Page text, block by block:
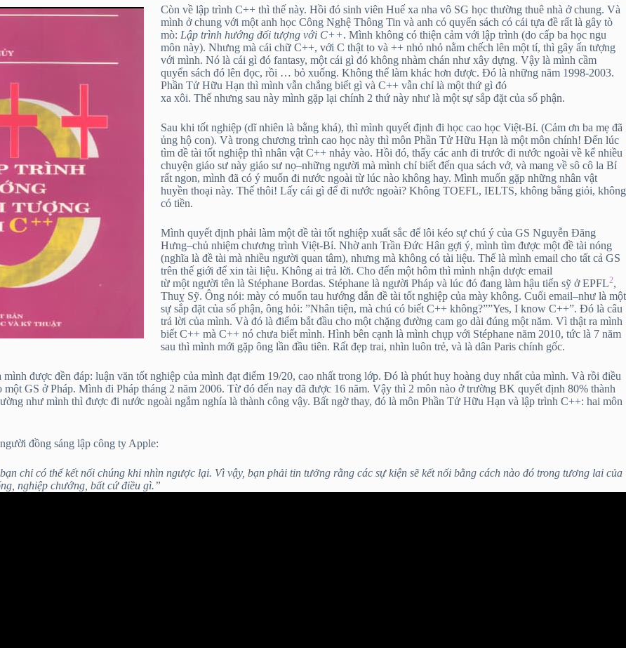
Còn về lập trình C++ thì thế này. Hồi đó sinh viên Huế xa nha vô SG học thường thuê nhà ở chung. Và
mình ở chung với một anh học Công Nghệ Thông Tin và anh có quyển sách có cái tựa đề rất là gây tò
mò: Lập trình hướng đối tượng với C++. Mình không có thiện cảm với lập trình (do cấp ba học ngu
môn này). Nhưng mà cái chữ C++, với C thật to và ++ nhỏ nhỏ nằm chếch lên một tí, thì gây ấn tượng
với mình. Nó là cái gì đó fantasy, một cái gì đó không nhàm chán như xây dựng. Vậy là mình cầm
quyển sách đó lên đọc, rồi … bỏ xuống. Không thể làm khác hơn được. Đó là những năm 1998-2003.
Phần Tử Hữu Hạn thì mình vẫn chẳng biết gì và C++ vẫn chỉ là một thứ gì đó
xa xôi. Thế nhưng sau này mình gặp lại chính 2 thứ này như là một sự sắp đặt của số phận.
Sau khi tốt nghiệp (dĩ nhiên là bằng khá), thì mình quyết định đi học cao học Việt-Bỉ. (Cảm ơn ba mẹ đã
ủng hộ con). Và trong chương trình cao học này thì môn Phần Tử Hữu Hạn là một môn chính! Đến lúc
tìm đề tài tốt nghiệp thì nhân vật C++ nhảy vào. Hồi đó, thấy các anh đi trước đi nước ngoài về kể nhiều
chuyện giáo sư này giáo sư nọ–những người mà mình chỉ biết đến qua sách vở, và mang về sô cô la Bỉ
rất ngon, mình đã có ý muốn đi nước ngoài từ lúc nào không hay. Mình muốn gặp những nhân vật
huyền thoại này. Thế thôi! Lấy cái gì để đi nước ngoài? Không TOEFL, IELTS, không bằng giỏi, không
có tiền.
Mình quyết định phải làm một đề tài tốt nghiệp xuất sắc để lôi kéo sự chú ý của GS Nguyễn Đăng
Hưng–chủ nhiệm chương trình Việt-Bỉ. Nhờ anh Trần Đức Hân gợi ý, mình tìm được một đề tài nóng
(nghĩa là đề tài mà nhiều người quan tâm), nhưng mà không có tài liệu. Thế là mình email cho tất cả GS
trên thế giới để xin tài liệu. Không ai trả lời. Cho đến một hôm thì mình nhận dược email
từ một người tên là Stéphane Bordas. Stéphane là người Pháp và lúc đó đang làm hậu tiến sỹ ở EPFL2,
Thuỵ Sỹ. Ông nói: mày có muốn tau hướng dẫn đề tài tốt nghiệp của mày không. Cuối email–như là một
sự sắp đặt của số phận, ông hỏi: ”Nhân tiện, mà chú có biết C++ không?””Yes, I know C++”. Đó là câu
trả lời của mình. Và đó là điểm bắt đầu cho một chặng đường cam go dài đúng một năm. Vì thật ra mình
biết C++ mà C++ nó chưa biết mình. Hình bên cạnh là mình chụp với Stéphane năm 2010, tức là 7 năm
sau thì mình mới gặp ông lần đầu tiên. Rất đẹp trai, nhìn luôn trẻ, và là dân Paris chính gốc.
được đền đáp: luận văn tốt nghiệp của mình đạt điểm 19/20, cao nhất trong lớp. Đó là phút huy hoàng duy nhất của mình. Và rồi điều
GS ở Pháp. Mình đi Pháp tháng 2 năm 2006. Từ đó đến nay đã được 16 năm. Vậy thì 2 môn nào ở trường BK quyết định 80% thành
như mình thì được đi nước ngoài ngắm nghía là thành công vậy. Bất ngờ thay, đó là môn Phần Tử Hữu Hạn và lập trình C++: hai môn
đồng sáng lập công ty Apple:
chỉ có thể kết nối chúng khi nhìn ngược lại. Vì vậy, bạn phải tin tưởng rằng các sự kiện sẽ kết nối bằng cách nào đó trong tương lai của
nghiệp chướng, bất cứ điều gì.”